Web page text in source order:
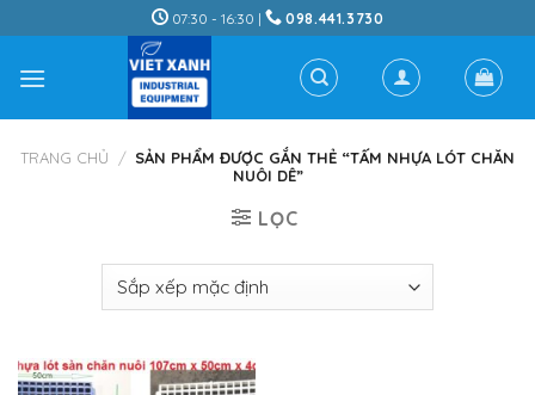
to
content
07:30 - 16:30 | 098.441.3730
TRANG CHỦ / SẢN PHẨM ĐƯỢC GẮN THẺ “TẤM NHỰA LÓT CHĂN
NUÔI DÊ”
LỌC